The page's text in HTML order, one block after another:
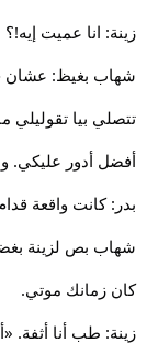
زينة: انا عميت إيه!؟
شهاب بغيظ: عشان
تتصلي بيا تقوليلي
أفضل أدور عليكي.
بدر: كانت واقعة
شهاب بص لزينة
كان زمانك موتي.
زينة: طب أنا أثفة.